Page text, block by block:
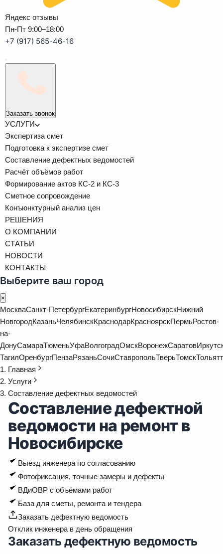
Яндекс отзывы
Пн-Пт 9:00–18:00
+7 (917) 565-46-16
Заказать звонок
УСЛУГИ
Экспертиза смет
Подготовка к экспертизе смет
Составление дефектных ведомостей
Расчёт объёмов работ
Формирование актов КС-2 и КС-3
Сметное сопровождение
Конъюнктурный анализ цен
РЕШЕНИЯ
О КОМПАНИИ
СТАТЬИ
НОВОСТИ
КОНТАКТЫ
Выберите ваш город
×
МоскваСанкт-ПетербургЕкатеринбургНовосибирскНижний
НовгородКазаньЧелябинскКраснодарКрасноярскПермьРостов-
на-
ДонуСамараТюменьУфаВолгоградОмскВоронежСаратов
ТагилОренбургПензаРязаньСочиСтавропольТверьТомск
Главная
Услуги
Составление дефектных ведомостей
Составление дефектной
ведомости на ремонт в
Новосибирске
Выезд инженера по согласованию
Фотофиксация, точные замеры и дефекты
ВДиОВР с объёмами работ
База для сметы, ремонта и тендера
Заказать дефектную ведомость
Отклик инженера в день обращения
Заказать дефектную ведомость